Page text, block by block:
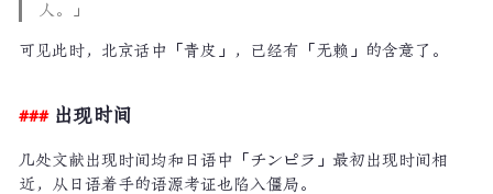
人。」
可见此时，北京话中「青皮」，已经有「无赖」的含意了。
出现时间
几处文献出现时间均和日语中「チンピラ」最初出现时间相
近，从日语着手的语源考证也陷入僵局。